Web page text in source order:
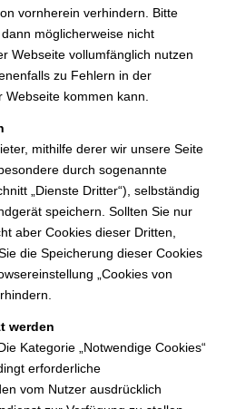
vornherein verhindern. Bitte
möglicherweise nicht
Webseite vollumfänglich nutzen
zu Fehlern in der
kommen kann.
mithilfe derer wir unsere Seite
durch sogenannte
„Dienste Dritter“), selbständig
speichern. Sollten Sie nur
aber Cookies dieser Dritten,
die Speicherung dieser Cookies
„Cookies von
werden
Kategorie „Notwendige Cookies“
erforderliche
vom Nutzer ausdrücklich